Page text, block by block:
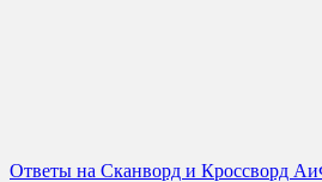
Ответы на Сканворд и Кроссворд